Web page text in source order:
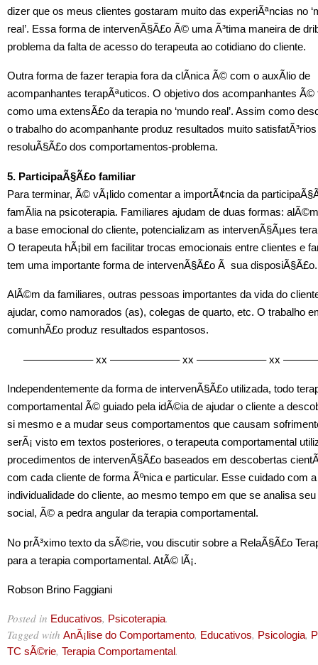
dizer que os meus clientes gostaram muito das experiÃªncias no
real’. Essa forma de intervenÃ§Ã£o Ã© uma Ã³tima maneira de
problema da falta de acesso do terapeuta ao cotidiano do cliente.
Outra forma de fazer terapia fora da clÃ­nica Ã© com o auxÃ­lio de
acompanhantes terapÃªuticos. O objetivo dos acompanhantes Ã©
como uma extensÃ£o da terapia no ‘mundo real’. Assim como
o trabalho do acompanhante produz resultados muito
resoluÃ§Ã£o dos comportamentos-problema.
5. ParticipaÃ§Ã£o familiar
Para terminar, Ã© vÃ¡lido comentar a importÃ¢ncia da
famÃ­lia na psicoterapia. Familiares ajudam de duas formas:
a base emocional do cliente, potencializam as intervenÃ§Ãµes
O terapeuta hÃ¡bil em facilitar trocas emocionais entre clientes e
tem uma importante forma de intervenÃ§Ã£o Ã sua disposiÃ§Ã£o.
AlÃ©m da familiares, outras pessoas importantes da vida do
ajudar, como namorados (as), colegas de quarto, etc. O trabalho
comunhÃ£o produz resultados espantosos.
——————– xx ——————– xx ——————– xx
Independentemente da forma de intervenÃ§Ã£o utilizada, todo
comportamental Ã© guiado pela idÃ©ia de ajudar o cliente a
si mesmo e a mudar seus comportamentos que causam
serÃ¡ visto em textos posteriores, o terapeuta comportamental
procedimentos de intervenÃ§Ã£o baseados em descobertas
com cada cliente de forma Ãºnica e particular. Esse cuidado com a
individualidade do cliente, ao mesmo tempo em que se analisa
social, Ã© a pedra angular da terapia comportamental.
No prÃ³ximo texto da sÃ©rie, vou discutir sobre a RelaÃ§Ã£o
para a terapia comportamental. AtÃ© lÃ¡.
Robson Brino Faggiani
Posted in Educativos, Psicoterapia.
Tagged with AnÃ¡lise do Comportamento, Educativos, Psicologia,
TC sÃ©rie, Terapia Comportamental.